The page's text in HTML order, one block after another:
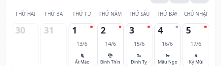
THỨ HAI THỨ BA THỨ TƯ THỨ NĂM THỨ SÁU THỨ BẢY CHỦ NHẬT
30 31 1
13/6
🐈
Ất Mão
2
14/6
🐉
Bính Thìn
3
15/6
🐍
Đinh Tỵ
4
16/6
🐎
Mậu Ngọ
5
17/6
🐐
Kỷ Mùi